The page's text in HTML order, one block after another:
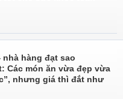
hàng đạt sao
Các món ăn vừa đẹp vừa
nhưng giá thì đắt như